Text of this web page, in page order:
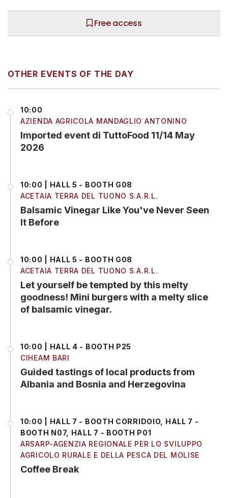
Free access
OTHER EVENTS OF THE DAY
10:00
AZIENDA AGRICOLA MANDAGLIO ANTONINO
Imported event di TuttoFood 11/14 May
2026
10:00 | HALL 5 - BOOTH G08
ACETAIA TERRA DEL TUONO S.A.R.L.
Balsamic Vinegar Like You've Never Seen
It Before
10:00 | HALL 5 - BOOTH G08
ACETAIA TERRA DEL TUONO S.A.R.L.
Let yourself be tempted by this melty
goodness! Mini burgers with a melty slice
of balsamic vinegar.
10:00 | HALL 4 - BOOTH P25
CIHEAM BARI
Guided tastings of local products from
Albania and Bosnia and Herzegovina
10:00 | HALL 7 - BOOTH CORRIDOIO, HALL 7 -
BOOTH N07, HALL 7 - BOOTH P01
ARSARP-AGENZIA REGIONALE PER LO SVILUPPO
AGRICOLO RURALE E DELLA PESCA DEL MOLISE
Coffee Break